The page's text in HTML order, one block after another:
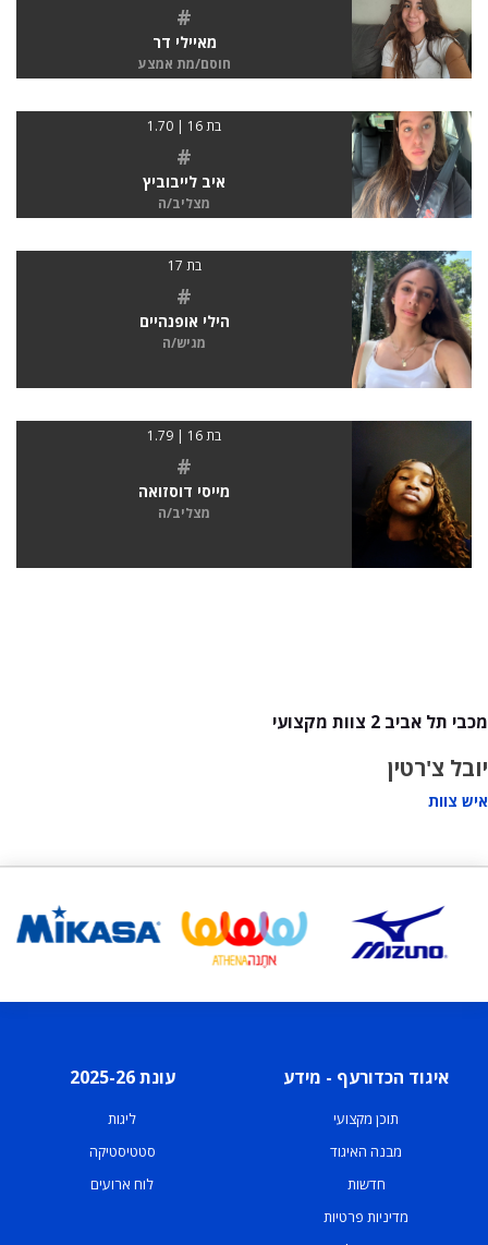
#
מאיילי דר
חוסם/מת אמצע
בת 16 | 1.70
#
איב לייבוביץ
מצליב/ה
בת 17
#
הילי אופנהיים
מגיש/ה
בת 16 | 1.79
#
מייסי דוסזואה
מצליב/ה
מכבי תל אביב 2 צוות מקצועי
יובל צ'רטין
איש צוות
איגוד הכדורעף - מידע
תוכן מקצועי
מבנה האיגוד
חדשות
מדיניות פרטיות
עונת 2025-26
ליגות
סטטיסטיקה
לוח ארועים